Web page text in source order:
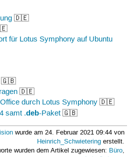
🇩🇪
für Lotus Symphony auf Ubuntu
🇬🇧
🇩🇪
durch Lotus Symphony 🇩🇪
samt .deb-Paket 🇬🇧
wurde am 24. Februar 2021 09:44 von
Heinrich_Schwietering erstellt.
wurden dem Artikel zugewiesen: Büro,